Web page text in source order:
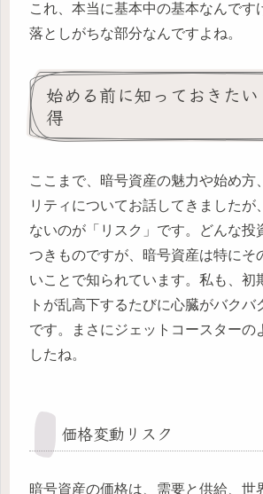
これ、本当に基本中の基本なんです
落としがちな部分なんですよね。
始める前に知っておきた
得
ここまで、暗号資産の魅力や始め方
リティについてお話してきましたが
ないのが「リスク」です。どんな投
つきものですが、暗号資産は特にそ
いことで知られています。私も、初
トが乱高下するたびに心臓がバクバ
です。まさにジェットコースターの
したね。
価格変動リスク
暗号資産の価格は、需要と供給、世